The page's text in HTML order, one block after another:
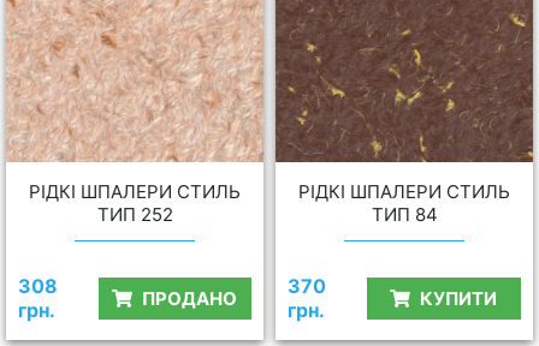
РІДКІ ШПАЛЕРИ СТИЛЬ
ТИП 252
308
грн.
ПРОДАНО
РІДКІ ШПАЛЕРИ СТИЛЬ
ТИП 84
370
грн.
КУПИТИ